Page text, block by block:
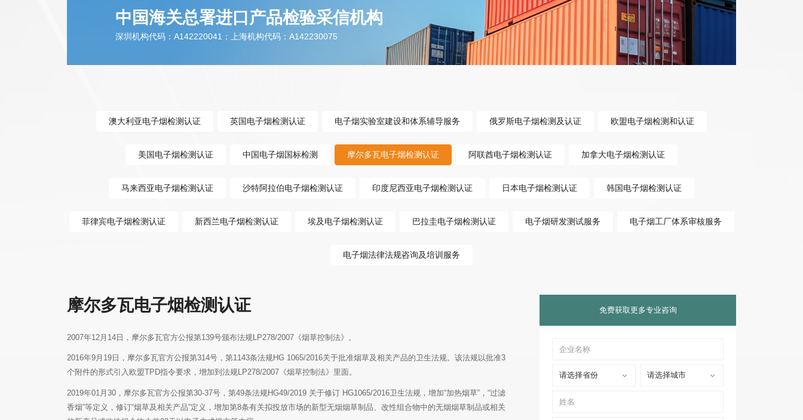
中国海关总署进口产品检验采信机构
深圳机构代码：A142220041；上海机构代码：A142230075
澳大利亚电子烟检测认证 英国电子烟检测认证 电子烟实验室建设和体系辅导服务 俄罗斯电子烟检测及认证 欧盟电子烟检测和认证
美国电子烟检测认证 中国电子烟国标检测 摩尔多瓦电子烟检测认证 阿联酋电子烟检测认证 加拿大电子烟检测认证
马来西亚电子烟检测认证 沙特阿拉伯电子烟检测认证 印度尼西亚电子烟检测认证 日本电子烟检测认证 韩国电子烟检测认证
菲律宾电子烟检测认证 新西兰电子烟检测认证 埃及电子烟检测认证 巴拉圭电子烟检测认证 电子烟研发测试服务 电子烟工厂体系审核服务
电子烟法律法规咨询及培训服务
摩尔多瓦电子烟检测认证
2007年12月14日，摩尔多瓦官方公报第139号颁布法规LP278/2007《烟草控制法》。
个附件的形式引入欧盟TPD指令要求，增加到法规LP278/2007《烟草控制法》里面。
免费获取更多专业咨询
请选择省份 请选择城市